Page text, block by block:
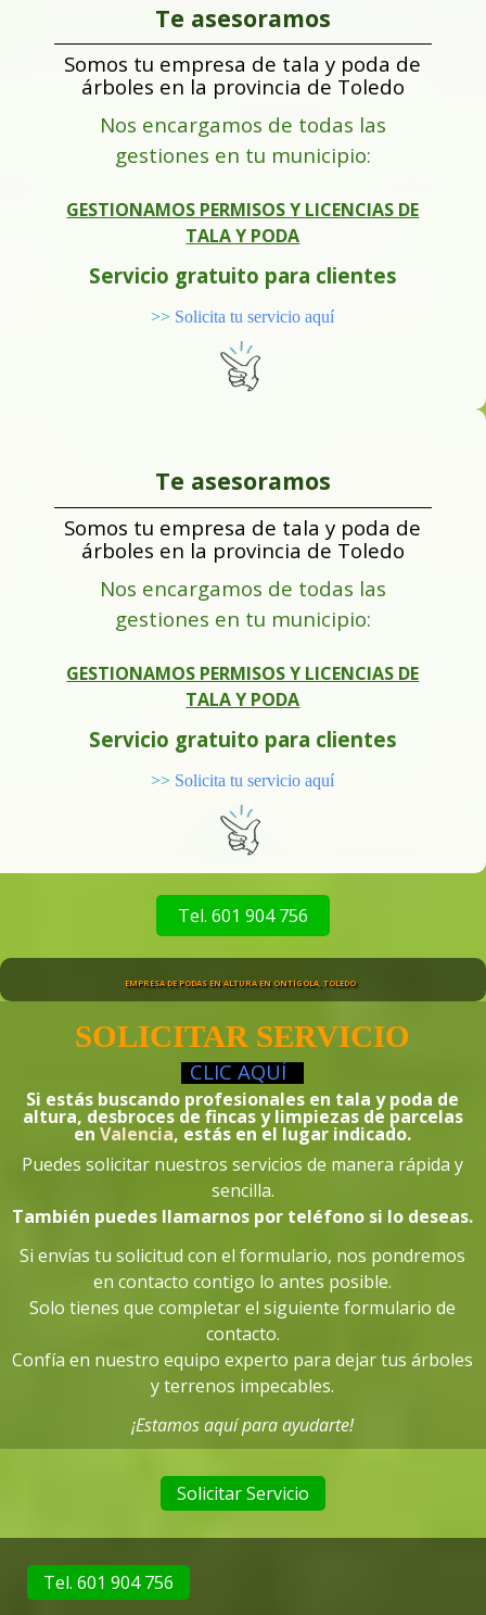
Te asesoramos
Somos tu empresa de tala y poda de
árboles en la provincia de Toledo
Nos encargamos de todas las
gestiones en tu municipio:
GESTIONAMOS PERMISOS Y LICENCIAS DE
TALA Y PODA
Servicio gratuito para clientes
>> Solicita tu servicio aquí
Te asesoramos
Somos tu empresa de tala y poda de
árboles en la provincia de Toledo
Nos encargamos de todas las
gestiones en tu municipio:
GESTIONAMOS PERMISOS Y LICENCIAS DE
TALA Y PODA
Servicio gratuito para clientes
>> Solicita tu servicio aquí
Tel. 601 904 756
EMPRESA DE PODAS EN ALTURA EN ONTÍGOLA, TOLEDO
SOLICITAR SERVICIO
CLICAQUÍ
Si estás buscando profesionales en tala y poda de
altura, desbroces de fincas y limpiezas de parcelas
enValencia, estás en el lugar indicado.
Puedes solicitar nuestros servicios de manera rápida y
sencilla.
También puedes llamarnos por teléfono si lo deseas.
Si envías tu solicitud con el formulario, nos pondremos
en contacto contigo lo antes posible.
Solo tienes que completar el siguiente formulario de
contacto.
Confía en nuestro equipo experto para dejar tus árboles
y terrenos impecables.
¡Estamos aquí para ayudarte!
Solicitar Servicio
Tel. 601 904 756